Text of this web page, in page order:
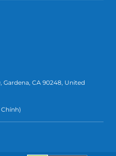
Gardena, CA 90248, United
Chính)